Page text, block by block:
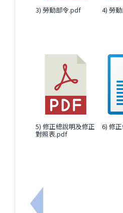
上一筆：轉知教育部國
3) 勞動部令.pdf 4) 勞
5) 修正總說明及修正
對照表.pdf
6) 修